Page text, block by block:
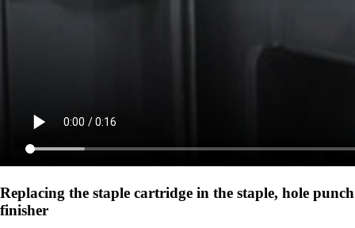
Replacing the staple cartridge in the staple, hole punch
finisher